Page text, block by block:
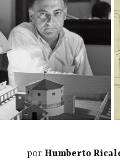
por Humberto